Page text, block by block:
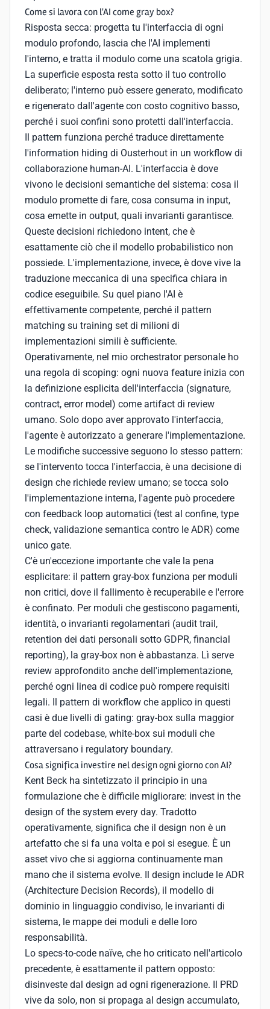
Come si lavora con l'AI come gray box?
Risposta secca: progetta tu l'interfaccia di ogni
modulo profondo, lascia che l'AI implementi
l'interno, e tratta il modulo come una scatola grigia.
La superficie esposta resta sotto il tuo controllo
deliberato; l'interno può essere generato, modificato
e rigenerato dall'agente con costo cognitivo basso,
perché i suoi confini sono protetti dall'interfaccia.
Il pattern funziona perché traduce direttamente
l'information hiding di Ousterhout in un workflow di
collaborazione human-AI. L'interfaccia è dove
vivono le decisioni semantiche del sistema: cosa il
modulo promette di fare, cosa consuma in input,
cosa emette in output, quali invarianti garantisce.
Queste decisioni richiedono intent, che è
esattamente ciò che il modello probabilistico non
possiede. L'implementazione, invece, è dove vive la
traduzione meccanica di una specifica chiara in
codice eseguibile. Su quel piano l'AI è
effettivamente competente, perché il pattern
matching su training set di milioni di
implementazioni simili è sufficiente.
Operativamente, nel mio orchestrator personale ho
una regola di scoping: ogni nuova feature inizia con
la definizione esplicita dell'interfaccia (signature,
contract, error model) come artifact di review
umano. Solo dopo aver approvato l'interfaccia,
l'agente è autorizzato a generare l'implementazione.
Le modifiche successive seguono lo stesso pattern:
se l'intervento tocca l'interfaccia, è una decisione di
design che richiede review umano; se tocca solo
l'implementazione interna, l'agente può procedere
con feedback loop automatici (test al confine, type
check, validazione semantica contro le ADR) come
unico gate.
C'è un'eccezione importante che vale la pena
esplicitare: il pattern gray-box funziona per moduli
non critici, dove il fallimento è recuperabile e l'errore
è confinato. Per moduli che gestiscono pagamenti,
identità, o invarianti regolamentari (audit trail,
retention dei dati personali sotto GDPR, financial
reporting), la gray-box non è abbastanza. Lì serve
review approfondito anche dell'implementazione,
perché ogni linea di codice può rompere requisiti
legali. Il pattern di workflow che applico in questi
casi è due livelli di gating: gray-box sulla maggior
parte del codebase, white-box sui moduli che
attraversano i regulatory boundary.
Cosa significa investire nel design ogni giorno con AI?
Kent Beck ha sintetizzato il principio in una
formulazione che è difficile migliorare: invest in the
design of the system every day. Tradotto
operativamente, significa che il design non è un
artefatto che si fa una volta e poi si esegue. È un
asset vivo che si aggiorna continuamente man
mano che il sistema evolve. Il design include le ADR
(Architecture Decision Records), il modello di
dominio in linguaggio condiviso, le invarianti di
sistema, le mappe dei moduli e delle loro
responsabilità.
Lo specs-to-code naïve, che ho criticato nell'articolo
precedente, è esattamente il pattern opposto:
disinveste dal design ad ogni rigenerazione. Il PRD
vive da solo, non si propaga al design accumulato,